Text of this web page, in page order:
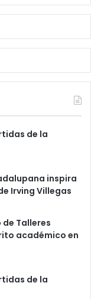
de la
inspira
Irving Villegas
de Talleres
académico en
de la